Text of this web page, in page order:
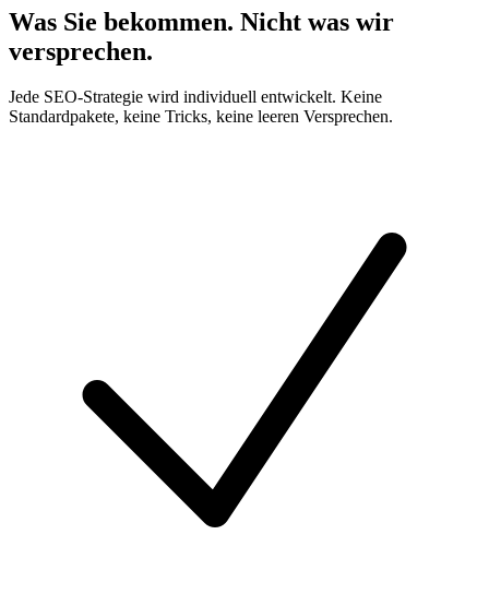
Was Sie bekommen. Nicht was wir
versprechen.
Jede SEO-Strategie wird individuell entwickelt. Keine
Standardpakete, keine Tricks, keine leeren Versprechen.